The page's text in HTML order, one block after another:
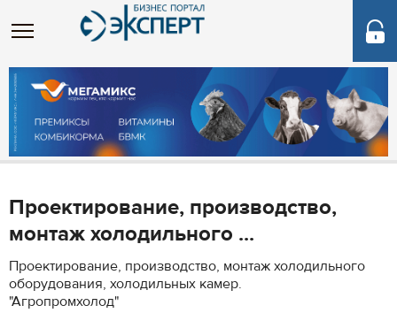
Проектирование, производство,
монтаж холодильного ...
Проектирование, производство, монтаж холодильного
оборудования, холодильных камер.
"Агропромхолод"